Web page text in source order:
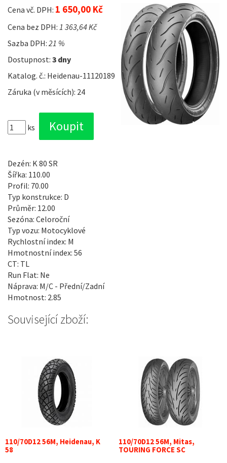
Cena vč. DPH: 1 650,00 Kč
Cena bez DPH: 1 363,64 Kč
Sazba DPH: 21 %
Dostupnost: 3 dny
Katalog. č.: Heidenau-11120189
Záruka (v měsících): 24
ks
Dezén: K 80 SR
Šířka: 110.00
Profil: 70.00
Typ konstrukce: D
Průměr: 12.00
Sezóna: Celoroční
Typ vozu: Motocyklové
Rychlostní index: M
Hmotnostní index: 56
CT: TL
Run Flat: Ne
Náprava: M/C - Přední/Zadní
Hmotnost: 2.85
Související zboží:
110/70D12 56M, Heidenau, K
58
110/70D12 56M, Mitas,
TOURING FORCE SC